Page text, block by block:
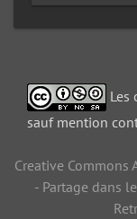
Les
sauf mention
Creative Commons
- Partage dans